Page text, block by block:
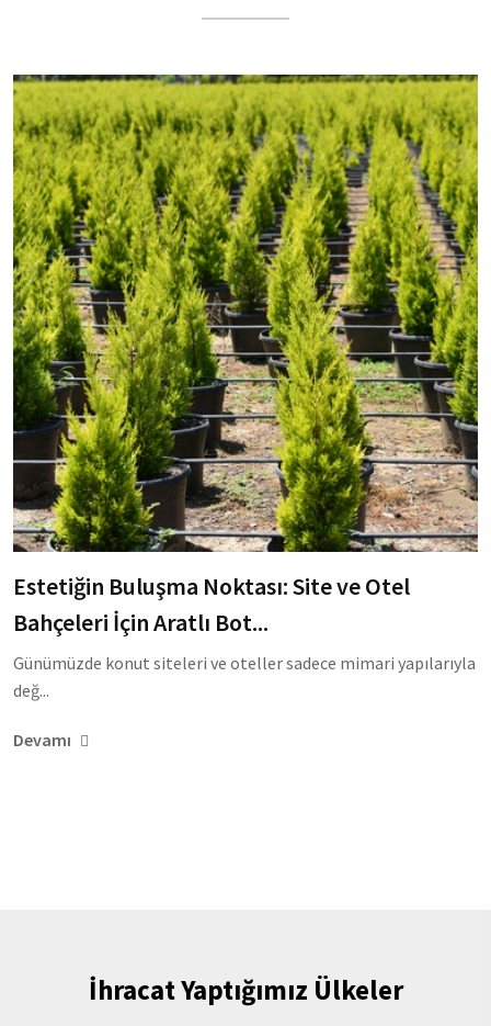
Estetiğin Buluşma Noktası: Site ve Otel
Bahçeleri İçin Aratlı Bot...
Günümüzde konut siteleri ve oteller sadece mimari yapılarıyla
değ...
Devamı
İhracat Yaptığımız Ülkeler